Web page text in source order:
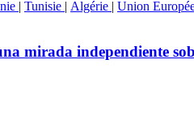
| Tunisie | Algérie | Union
mirada independiente